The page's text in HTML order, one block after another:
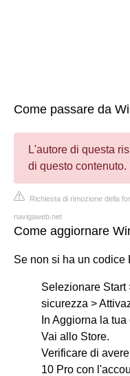
Come passare da
L'autore di questa
di questo contenuto.
Richiesta di rimozione della
navigaweb.net
Come aggiornare
Se non si ha un codice
Selezionare Start
sicurezza >
In Aggiorna la
Vai allo Store.
Verificare di
10 Pro con